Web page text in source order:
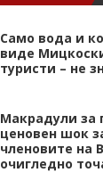
Само вода и
виде
туристи – не
Макрадули за
ценовен шок
членовите на
очигледно